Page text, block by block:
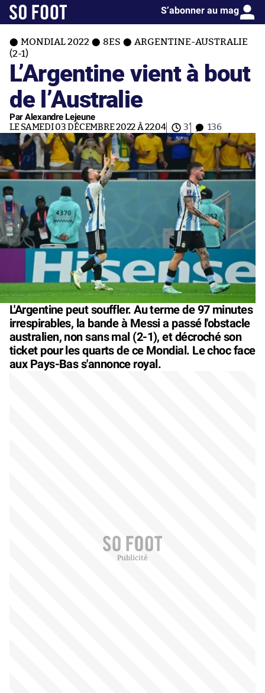
S’abonner au mag
MONDIAL 2022 8ES
ARGENTINE-AUSTRALIE
(2-1)
L’Argentine vient à bout
de l’Australie
Par Alexandre Lejeune
LE SAMEDI 03 DÉCEMBRE 2022 À 22:04 3' 136
L'Argentine peut souffler. Au terme de 97 minutes
irrespirables, la bande à Messi a passé l'obstacle
australien, non sans mal (2-1), et décroché son
ticket pour les quarts de ce Mondial. Le choc face
aux Pays-Bas s'annonce royal.